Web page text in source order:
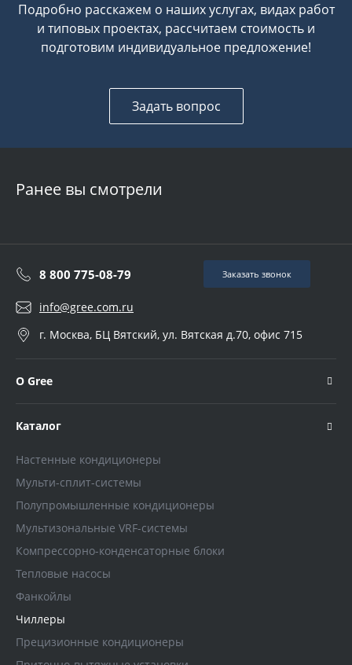
Подробно расскажем о наших услугах, видах работ
и типовых проектах, рассчитаем стоимость и
подготовим индивидуальное предложение!
Задать вопрос
Ранее вы смотрели
8 800 775-08-79 Заказать звонок
info@gree.com.ru
г. Москва, БЦ Вятский, ул. Вятская д.70, офис 715
О Gree
Каталог
Настенные кондиционеры
Мульти-сплит-системы
Полупромышленные кондиционеры
Мультизональные VRF-системы
Компрессорно-конденсаторные блоки
Тепловые насосы
Фанкойлы
Чиллеры
Прецизионные кондиционеры